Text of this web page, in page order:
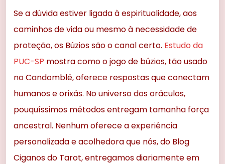
Se a dúvida estiver ligada à espiritualidade, aos
caminhos de vida ou mesmo à necessidade de
proteção, os Búzios são o canal certo. Estudo da
PUC-SP mostra como o jogo de búzios, tão usado
no Candomblé, oferece respostas que conectam
humanos e orixás. No universo dos oráculos,
pouquíssimos métodos entregam tamanha força
ancestral. Nenhum oferece a experiência
personalizada e acolhedora que nós, do Blog
Ciganos do Tarot, entregamos diariamente em